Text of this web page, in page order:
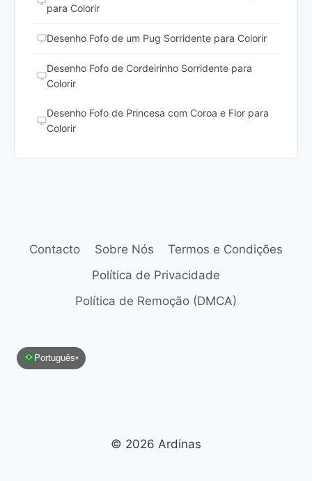
para Colorir
Desenho Fofo de um Pug Sorridente para Colorir
Desenho Fofo de Cordeirinho Sorridente para
Colorir
Desenho Fofo de Princesa com Coroa e Flor para
Colorir
Contacto Sobre Nós
Termos e Condições
Política de Privacidade
Política de Remoção (DMCA)
Português▾
© 2026 Ardinas